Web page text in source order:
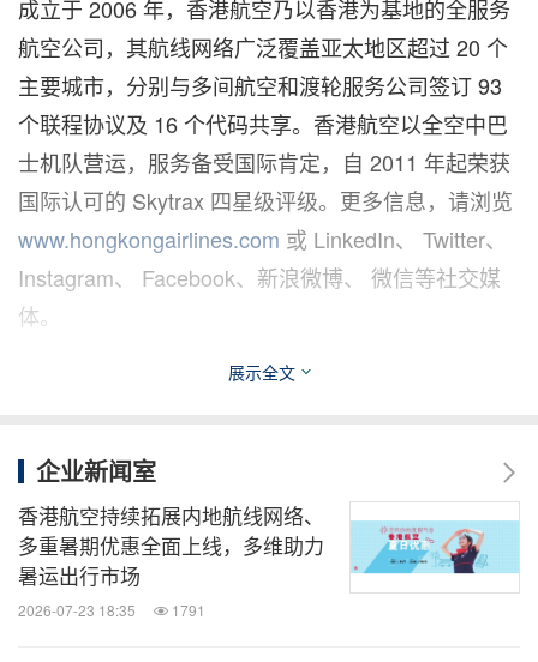
成立于 2006 年，香港航空乃以香港为基地的全服务
航空公司，其航线网络广泛覆盖亚太地区超过 20 个
主要城市，分别与多间航空和渡轮服务公司签订 93
个联程协议及 16 个代码共享。香港航空以全空中巴
士机队营运，服务备受国际肯定，自 2011 年起荣获
国际认可的 Skytrax 四星级评级。更多信息，请浏览
www.hongkongairlines.com 或 LinkedIn、 Twitter、
Instagram、 Facebook、新浪微博、 微信等社交媒
体。
电邮：corpcomm@hkairlines.com
电话： +852 6461 4382
展示全文
企业新闻室
香港航空持续拓展内地航线网络、
多重暑期优惠全面上线，多维助力
暑运出行市场
2026-07-23 18:35 1791